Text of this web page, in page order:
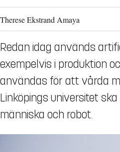
Therese Ekstrand Amaya
Redan idag används
exempelvis i produktion
användas för att vårda
Linköpings universitet
människa och robot.